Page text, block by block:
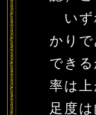
いず
かり
でき
率は
足度